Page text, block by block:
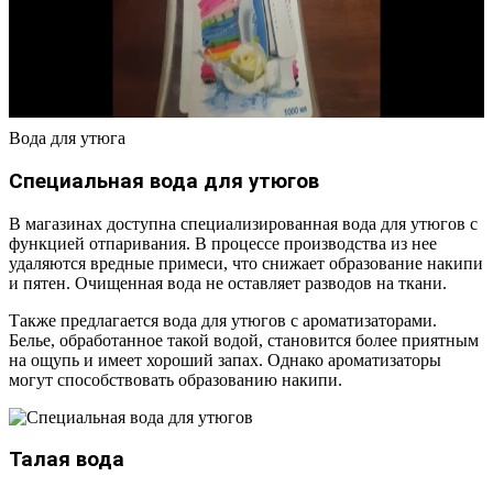
Вода для утюга
Специальная вода для утюгов
В магазинах доступна специализированная вода для утюгов с
функцией отпаривания. В процессе производства из нее
удаляются вредные примеси, что снижает образование накипи
и пятен. Очищенная вода не оставляет разводов на ткани.
Также предлагается вода для утюгов с ароматизаторами.
Белье, обработанное такой водой, становится более приятным
на ощупь и имеет хороший запах. Однако ароматизаторы
могут способствовать образованию накипи.
Талая вода